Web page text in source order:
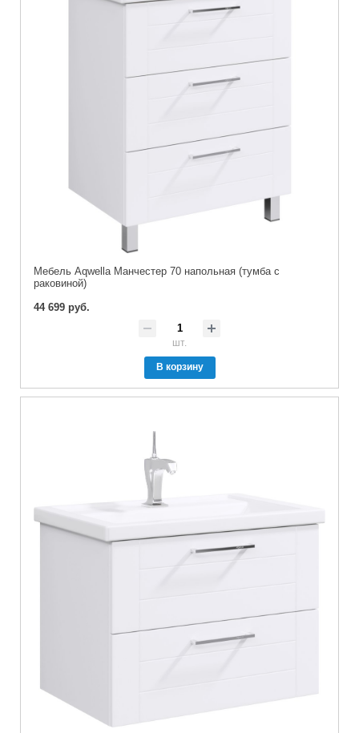
Мебель Aqwella Манчестер 70 напольная (тумба с
раковиной)
44 699 руб.
шт.
В корзину